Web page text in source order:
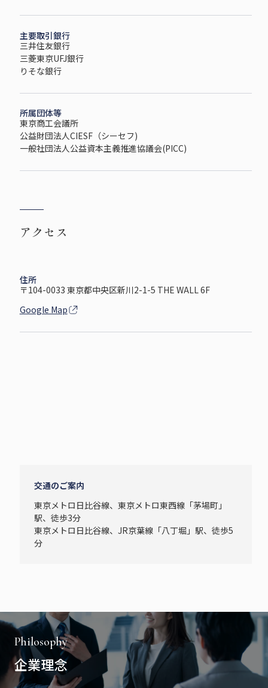
主要取引銀行
三井住友銀行
三菱東京UFJ銀行
りそな銀行
所属団体等
東京商工会議所
公益財団法人CIESF（シーセフ)
一般社団法人公益資本主義推進協議会(PICC)
アクセス
住所
〒104-0033 東京都中央区新川2-1-5 THE WALL 6F
Google Map
交通のご案内
東京メトロ日比谷線、東京メトロ東西線「茅場町」
駅、徒歩3分
東京メトロ日比谷線、JR京葉線「八丁堀」駅、徒歩5
分
Philosophy
企業理念